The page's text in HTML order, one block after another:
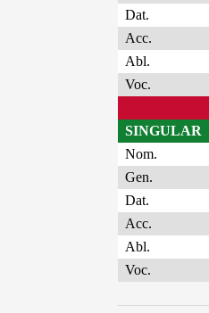
Dat.
Acc.
Abl.
Voc.
SINGULAR
Nom.
Gen.
Dat.
Acc.
Abl.
Voc.